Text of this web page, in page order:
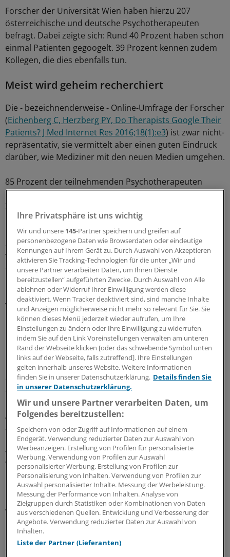
Forscher der Universität Wien haben hierzu 207
österreichische und deutsche Psychotherapeuten
befragt. Dabei zeigte sich: Rund 40 Prozent haben schon
einmal Patienten gegoogelt. 39 Prozent kennen zudem
Kollegen, die dies ebenfalls tun.
Meist wird geheim recherchiert
Die - bezeichnenderweise - Online-Umfrage der Forscher
(Eichenberg C, Herzberg PY, Do Therapists Google Their
Patients? J Med Internet Res 2016;18(1):e3) ist zwar nicht-
repräsentativ, sie vermittelt aber einen guten Eindruck
darüber, wie Mediziner mit den neuen Medien umgehen.
85 Prozent der teilnehmenden Psychotherapeuten
nutzen das Internet ohnehin täglich für berufliche
Zwecke.
Diejenigen, die ihre Patienten googeln, tun dies im
Schnitt bei 5,8 Fällen. Drei Viertel unter ihnen, ohne sich
vorher die Erlaubnis zum Datensammeln im Web bei
den Patienten eingeholt zu haben.
Gerade einmal ein Fünftel hat diese Erlaubnis. Und nur
vier Prozent führen die Internet-Recherche gemeinsam
mit dem Patienten durch.
Interessant ist auch, dass von den 60 Prozent der
befragten Psychotherapeuten, die ihre Patienten noch
nicht gegoogelt haben, lediglich rund 13 Prozent dies
damit begründen, dass die Patienten wohl nicht damit
einverstanden wären.
Aber: Gut 37 Prozent haben immerhin ethische Zweifel
an der Web-Recherche. Ein Drittel vertraut den
Informationen im Internet schlicht nicht. 23 Prozent
wollen aber auch keine Extra-Arbeit leisten, die mit der
Web-Recherche zwangsläufig anfallen würde.
Erlaubt, wenn Gefahr droht?
Wie auch immer die Ärzte sich selbst verhalten, die
Forscher wollten von ihnen wissen, welche Gründe das
Googeln eines Patienten rechtfertigen könnte. Für über
ein Drittel bleibt die Web-Recherche unvorstellbar.
Ihre Privatsphäre ist uns wichtig
Wir und unsere 145-Partner speichern und greifen auf
personenbezogene Daten wie Browserdaten oder eindeutige
Kennungen auf Ihrem Gerät zu. Durch Auswahl von Akzeptieren
aktivieren Sie Tracking-Technologien für die unter „Wir und
unsere Partner verarbeiten Daten, um Ihnen Dienste
bereitzustellen“ aufgeführten Zwecke. Durch Auswahl von Alle
ablehnen oder Widerruf Ihrer Einwilligung werden diese
deaktiviert. Wenn Tracker deaktiviert sind, sind manche Inhalte
und Anzeigen möglicherweise nicht mehr so relevant für Sie. Sie
können dieses Menü jederzeit wieder aufrufen, um Ihre
Einstellungen zu ändern oder Ihre Einwilligung zu widerrufen,
indem Sie auf den Link Voreinstellungen verwalten am unteren
Rand der Webseite klicken [oder das schwebende Symbol unten
links auf der Webseite, falls zutreffend]. Ihre Einstellungen
gelten innerhalb unseres Website. Weitere Informationen
finden Sie in unserer Datenschutzerklärung. Details finden Sie
in unserer Datenschutzerklärung.
Wir und unsere Partner verarbeiten Daten, um
Folgendes bereitzustellen:
Speichern von oder Zugriff auf Informationen auf einem
Endgerät. Verwendung reduzierter Daten zur Auswahl von
Werbeanzeigen. Erstellung von Profilen für personalisierte
Werbung. Verwendung von Profilen zur Auswahl
personalisierter Werbung. Erstellung von Profilen zur
Personalisierung von Inhalten. Verwendung von Profilen zur
Auswahl personalisierter Inhalte. Messung der Werbeleistung.
Messung der Performance von Inhalten. Analyse von
Zielgruppen durch Statistiken oder Kombinationen von Daten
aus verschiedenen Quellen. Entwicklung und Verbesserung der
Angebote. Verwendung reduzierter Daten zur Auswahl von
Inhalten.
Liste der Partner (Lieferanten)